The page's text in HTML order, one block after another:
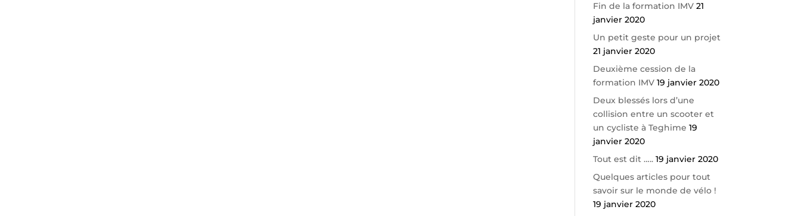
Fin de la formation IMV 21
janvier 2020
Un petit geste pour un projet
21 janvier 2020
Deuxième cession de la
formation IMV 19 janvier 2020
Deux blessés lors d’une
collision entre un scooter et
un cycliste à Teghime 19
janvier 2020
Tout est dit ….. 19 janvier 2020
Quelques articles pour tout
savoir sur le monde de vélo !
19 janvier 2020